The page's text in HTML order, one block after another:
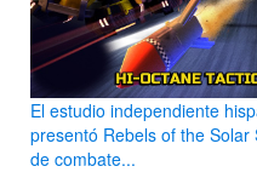
El estudio independiente
presentó Rebels of the
de combate...